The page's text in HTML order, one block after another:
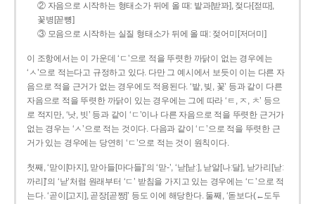
② 자음으로 시작하는 형태소가 뒤에 올 때: 밭과[받꽈], 젖다[젇따],
꽃병[꼳뼝]
③ 모음으로 시작하는 실질 형태소가 뒤에 올 때: 젖어미[저더미]
이 조항에서는 이 가운데 ‘ㄷ’으로 적을 뚜렷한 까닭이 없는 경우에는
‘ㅅ’으로 적는다고 규정하고 있다. 다만 그 예시에서 보듯이 이는 다른 자
음으로 적을 근거가 없는 경우에도 적용된다. ‘밭, 빚, 꽃’ 등과 같이 다른
자음으로 적을 뚜렷한 까닭이 있는 경우에는 그에 따라 ‘ㅌ, ㅈ, ㅊ’ 등으
로 적지만, ‘낫, 빗’ 등과 같이 ‘ㄷ’이나 다른 자음으로 적을 뚜렷한 근거가
없는 경우는 ‘ㅅ’으로 적는 것이다. 다음과 같이 ‘ㄷ’으로 적을 뚜렷한 근
거가 있는 경우에는 당연히 ‘ㄷ’으로 적는 것이 원칙이다.
첫째, ‘맏이[마지], 맏아들[마다들]’의 ‘맏-’, ‘낟[낟ː], 낟알[나ː달], 낟가리[낟ː
까리]’의 ‘낟’처럼 원래부터 ‘ㄷ’ 받침을 가지고 있는 경우에는 ‘ㄷ’으로 적
는다. ‘곧이[고지], 곧장[곧짱]’ 등도 이에 해당한다. 둘째, ‘돋보다(←도두